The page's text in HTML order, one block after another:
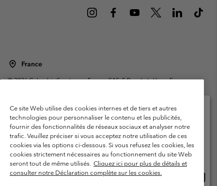
France
©2026Columbia Sportswear Europe SAS. 5 Rue de la Haye, Espace
Garanties Légales
Politique de confidentialité
Conditions d'utilisation - Membres
Conditions D'utilisation - Contenu généré par l'utilisateur
Impressum
Cookies
Public CBCR
Ce site Web utilise des cookies internes et de tiers et autres
technologies pour personnaliser le contenu et les publicités,
fournir des fonctionnalités de réseaux sociaux et analyser notre
trafic. Veuillez préciser si vous acceptez notre utilisation de ces
cookies via les options ci-dessous. Si vous refusez les cookies, les
cookies strictement nécessaires au fonctionnement du site Web
seront tout de même utilisés. Cliquez ici pour plus de détails et
consulter notre Déclaration complète sur les cookies.
Veuillez sélectionner votre pays d’expédition et
votre langue
Achats en ligne disponibles
United States